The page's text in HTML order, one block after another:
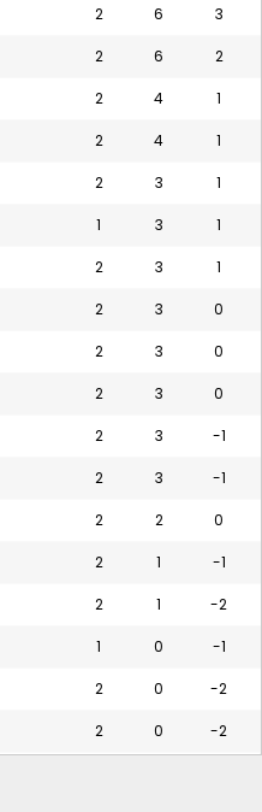
2 6 3
2 6 2
2 4 1
2 4 1
2 3 1
1 3 1
2 3 1
2 3 0
2 3 0
2 3 0
2 3 -1
2 3 -1
2 2 0
2 1 -1
2 1 -2
1 0 -1
2 0 -2
2 0 -2